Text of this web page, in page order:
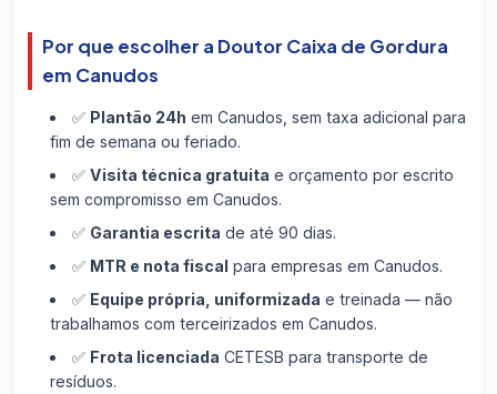
Por que escolher a Doutor Caixa de Gordura
em Canudos
✅ Plantão 24h em Canudos, sem taxa adicional para
fim de semana ou feriado.
✅ Visita técnica gratuita e orçamento por escrito
sem compromisso em Canudos.
✅ Garantia escrita de até 90 dias.
✅ MTR e nota fiscal para empresas em Canudos.
✅ Equipe própria, uniformizada e treinada — não
trabalhamos com terceirizados em Canudos.
✅ Frota licenciada CETESB para transporte de
resíduos.